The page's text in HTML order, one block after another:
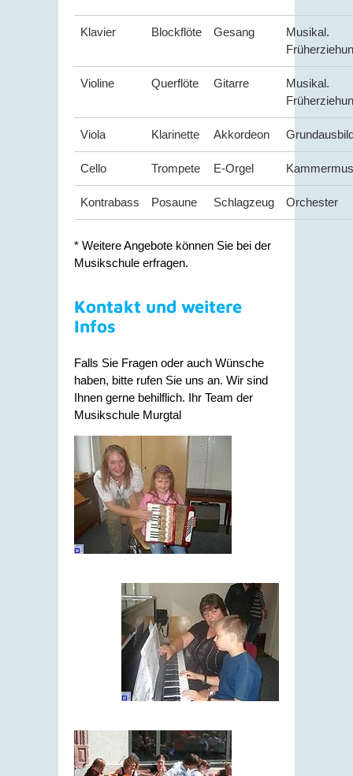
Klavier Blockflöte Gesang
Musikal.
Violine Querflöte Gitarre
Musikal.
Viola Klarinette Akkordeon
Cello Trompete E-Orgel
Kontrabass Posaune Schlagzeug Orchester
* Weitere Angebote können Sie bei der
Musikschule erfragen.
Kontakt und weitere
Infos
Falls Sie Fragen oder auch Wünsche
haben, bitte rufen Sie uns an. Wir sind
Ihnen gerne behilflich. Ihr Team der
Musikschule Murgtal